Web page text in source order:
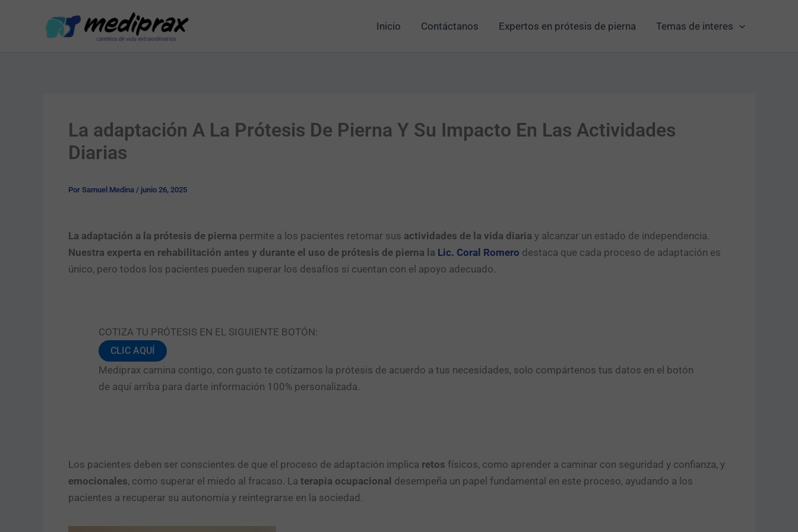
Inicio Contáctanos Expertos en prótesis de pierna Temas de interes
La adaptación A La Prótesis De Pierna Y Su Impacto En Las Actividades
Diarias
Por Samuel Medina / junio 26, 2025
La adaptación a la prótesis de pierna permite a los pacientes retomar sus actividades de la vida diaria y alcanzar un estado de independencia.
Nuestra experta en rehabilitación antes y durante el uso de prótesis de pierna la Lic. Coral Romero destaca que cada proceso de adaptación es
único, pero todos los pacientes pueden superar los desafíos si cuentan con el apoyo adecuado.
COTIZA TU PRÓTESIS EN EL SIGUIENTE BOTÓN:
CLIC AQUÍ
Mediprax camina contigo, con gusto te cotizamos la prótesis de acuerdo a tus necesidades, solo compártenos tus datos en el botón
de aquí arriba para darte información 100% personalizada.
Los pacientes deben ser conscientes de que el proceso de adaptación implica retos físicos, como aprender a caminar con seguridad y confianza, y
emocionales, como superar el miedo al fracaso. La terapia ocupacional desempeña un papel fundamental en este proceso, ayudando a los
pacientes a recuperar su autonomía y reintegrarse en la sociedad.